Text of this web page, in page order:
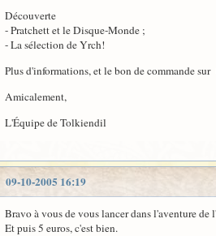
Découverte
- Pratchett et le Disque-Monde ;
- La sélection de Yrch!
Plus d'informations, et le bon de commande sur
Amicalement,
L'Équipe de Tolkiendil
09-10-2005 16:19
Bravo à vous de vous lancer dans l'aventure de
Et puis 5 euros, c'est bien.